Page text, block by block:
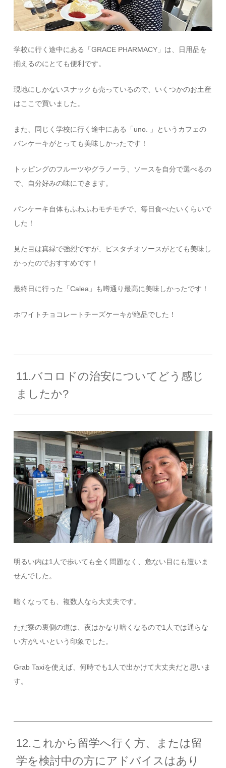
学校に行く途中にある「GRACE PHARMACY」は、日用品を
揃えるのにとても便利です。
現地にしかないスナックも売っているので、いくつかのお土産
はここで買いました。
また、同じく学校に行く途中にある「uno. 」というカフェの
パンケーキがとっても美味しかったです！
トッピングのフルーツやグラノーラ、ソースを自分で選べるの
で、自分好みの味にできます。
パンケーキ自体もふわふわモチモチで、毎日食べたいくらいで
した！
見た目は真緑で強烈ですが、ピスタチオソースがとても美味し
かったのでおすすめです！
最終日に行った「Calea 」も噂通り最高に美味しかったです！
ホワイトチョコレートチーズケーキが絶品でした！
11.バコロドの治安についてどう感じ
ましたか?
明るい内は1 人で歩いても全く問題なく、危ない目にも遭いま
せんでした。
暗くなっても、複数人なら大丈夫です。
ただ寮の裏側の道は、夜はかなり暗くなるので1 人では通らな
い方がいいという印象でした。
Grab Taxiを使えば、何時でも1 人で出かけて大丈夫だと思いま
す。
12.これから留学へ行く方、または留
学を検討中の方にアドバイスはあり